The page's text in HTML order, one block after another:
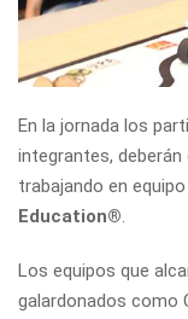
En la jornada los
integrantes,
trabajando en
Education®.
Los equipos que
galardonados como